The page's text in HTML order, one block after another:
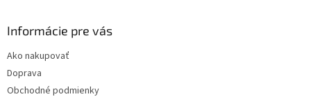
Informácie pre vás
Ako nakupovať
Doprava
Obchodné podmienky